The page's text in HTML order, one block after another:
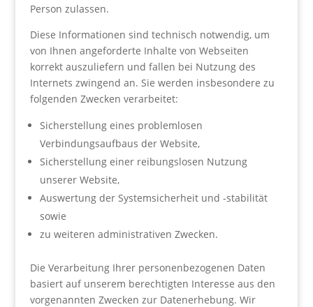
Person zulassen.
Diese Informationen sind technisch notwendig, um
von Ihnen angeforderte Inhalte von Webseiten
korrekt auszuliefern und fallen bei Nutzung des
Internets zwingend an. Sie werden insbesondere zu
folgenden Zwecken verarbeitet:
Sicherstellung eines problemlosen
Verbindungsaufbaus der Website,
Sicherstellung einer reibungslosen Nutzung
unserer Website,
Auswertung der Systemsicherheit und -stabilität
sowie
zu weiteren administrativen Zwecken.
Die Verarbeitung Ihrer personenbezogenen Daten
basiert auf unserem berechtigten Interesse aus den
vorgenannten Zwecken zur Datenerhebung. Wir